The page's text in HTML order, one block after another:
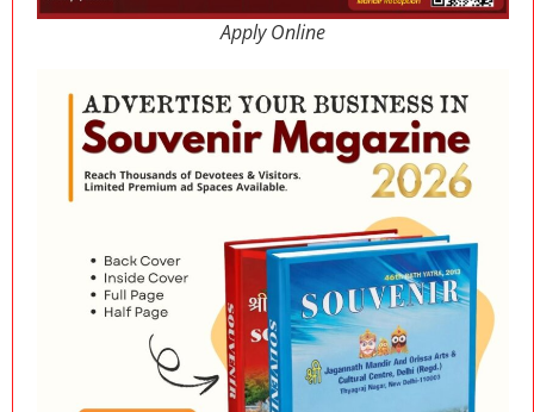
Apply Online